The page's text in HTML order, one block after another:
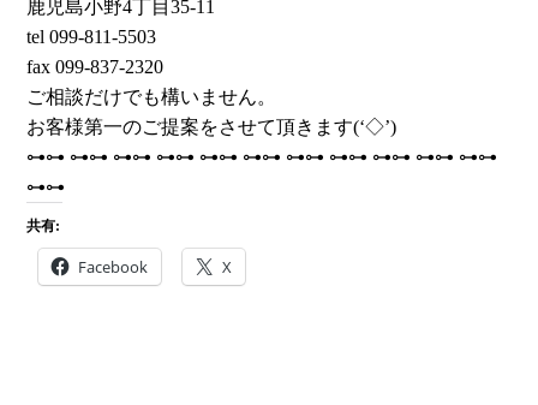
鹿児島小野4丁目35-11
tel 099-811-5503
fax 099-837-2320
ご相談だけでも構いません。
お客様第一のご提案をさせて頂きます(‘◇’)ゞ
⊶⊶ ⊶⊶ ⊶⊶ ⊶⊶ ⊶⊶ ⊶⊶ ⊶⊶ ⊶⊶ ⊶⊶ ⊶⊶ ⊶⊶
⊶⊶
共有:
Facebook X